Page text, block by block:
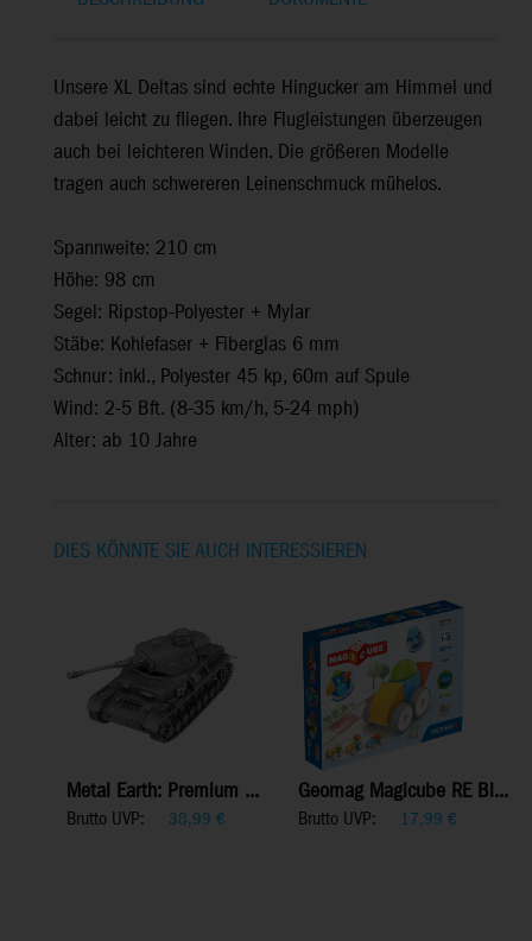
Unsere XL Deltas sind echte Hingucker am Himmel und
dabei leicht zu fliegen. Ihre Flugleistungen überzeugen
auch bei leichteren Winden. Die größeren Modelle
tragen auch schwereren Leinenschmuck mühelos.
Spannweite: 210 cm
Höhe: 98 cm
Segel: Ripstop-Polyester + Mylar
Stäbe: Kohlefaser + Fiberglas 6 mm
Schnur: inkl., Polyester 45 kp, 60m auf Spule
Wind: 2-5 Bft. (8-35 km/h, 5-24 mph)
Alter: ab 10 Jahre
DIES KÖNNTE SIE AUCH INTERESSIEREN
Metal Earth: Premium ...
Brutto UVP: 38,99 €
Geomag Magicube RE Bl...
Brutto UVP: 17,99 €